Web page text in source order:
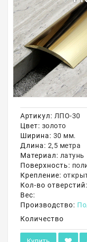
Крепёж и крепления
Садовая мебель
Оплата
Доставка
Самовывоз
Контакты
Акции
Артикул: ЛПО-30
Цвет: золото
Ширина: 30 мм.
Длина: 2,5 метра
Материал: латунь
Поверхность:
Крепление:
Кол-во отверстий:
Вес:
Производство:
Количество